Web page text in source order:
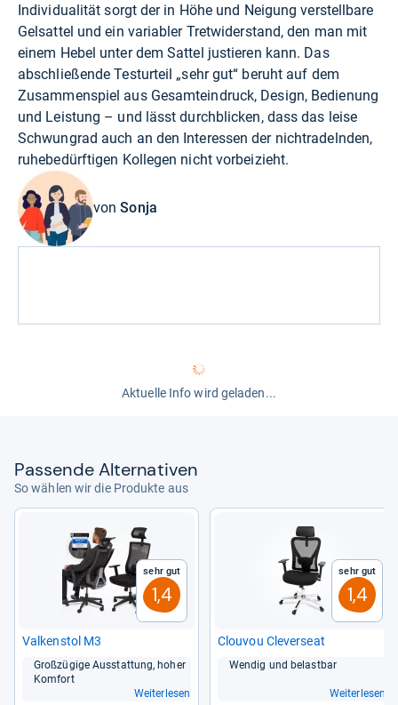
Individualität sorgt der in Höhe und Neigung verstellbare
Gelsattel und ein variabler Tretwiderstand, den man mit
einem Hebel unter dem Sattel justieren kann. Das
abschließende Testurteil „sehr gut“ beruht auf dem
Zusammenspiel aus Gesamteindruck, Design, Bedienung
und Leistung – und lässt durchblicken, dass das leise
Schwungrad auch an den Interessen der nichtradelnden,
ruhebedürftigen Kollegen nicht vorbeizieht.
vonSonja
Aktuelle Info wird geladen...
Pas­sende Alter­na­ti­ven
So wählen wir die Produkte aus
Sehr gut
1,4
Val­ken­stol M3
Groß­zü­gige Aus­stat­tung, hoher
Kom­fort
Weiterlesen
Sehr gut
1,4
Clou­vou Cle­ver­seat
Wen­dig und belast­bar
Weiterlesen